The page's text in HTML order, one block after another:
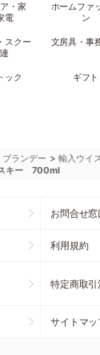
・家
電
ホームファ
ン
スクー
文房具・事
ック ギフト
ブランデー >輸入ウイ
スキー 700ml
お問合せ窓
利用規約
特定商取
サイトマッ